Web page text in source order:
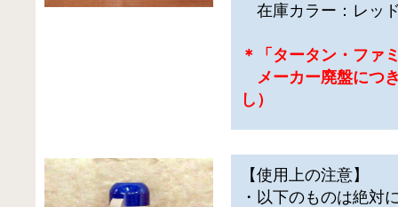
在庫カラー：レッ
＊「タータン・ファ
メーカー廃盤につ
し）
【使用上の注意】
・以下のものは絶対